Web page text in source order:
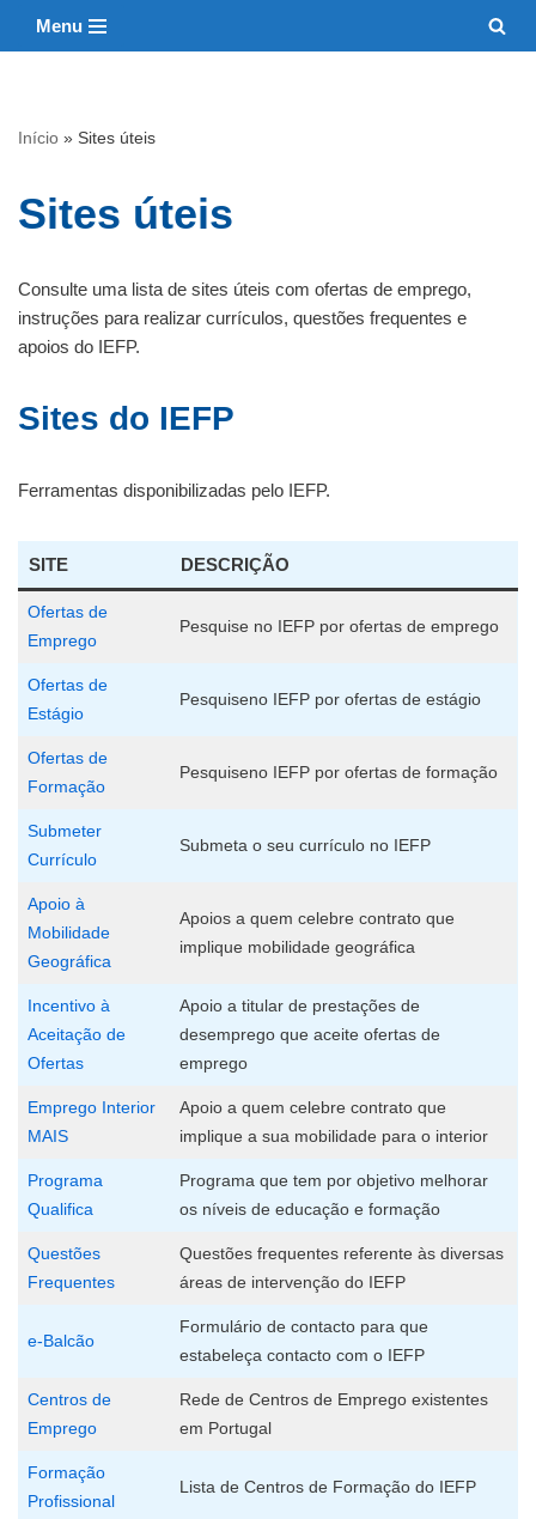
conteúdo
Menu
Início » Sites úteis
Sites úteis
Consulte uma lista de sites úteis com ofertas de emprego,
instruções para realizar currículos, questões frequentes e
apoios do IEFP.
Sites do IEFP
Ferramentas disponibilizadas pelo IEFP.
SITE DESCRIÇÃO
Ofertas de
Emprego
Pesquise no IEFP por ofertas de emprego
Ofertas de
Estágio
Pesquiseno IEFP por ofertas de estágio
Ofertas de
Formação
Pesquiseno IEFP por ofertas de formação
Submeter
Currículo
Submeta o seu currículo no IEFP
Apoio à
Mobilidade
Geográfica
Apoios a quem celebre contrato que
implique mobilidade geográfica
Incentivo à
Aceitação de
Ofertas
Apoio a titular de prestações de
desemprego que aceite ofertas de
emprego
Emprego Interior
MAIS
Apoio a quem celebre contrato que
implique a sua mobilidade para o interior
Programa
Qualifica
Programa que tem por objetivo melhorar
os níveis de educação e formação
Questões
Frequentes
Questões frequentes referente às diversas
áreas de intervenção do IEFP
e-Balcão
Formulário de contacto para que
estabeleça contacto com o IEFP
Centros de
Emprego
Rede de Centros de Emprego existentes
em Portugal
Formação
Profissional
Lista de Centros de Formação do IEFP